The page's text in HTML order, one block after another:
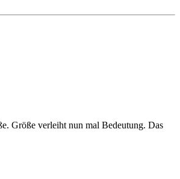
Größe verleiht nun mal Bedeutung. Das